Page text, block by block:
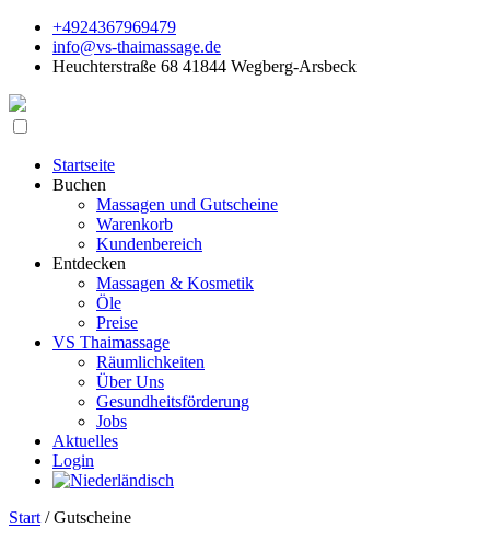
+4924367969479
info@vs-thaimassage.de
Heuchterstraße 68 41844 Wegberg-Arsbeck
Startseite
Buchen
Massagen und Gutscheine
Warenkorb
Kundenbereich
Entdecken
Massagen & Kosmetik
Öle
Preise
VS Thaimassage
Räumlichkeiten
Über Uns
Gesundheitsförderung
Jobs
Aktuelles
Login
Start / Gutscheine